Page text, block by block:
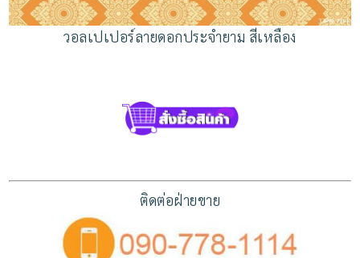
วอลเปเปอร์ลายดอกประจำยาม สีเหลือง
ติดต่อฝ่ายขาย